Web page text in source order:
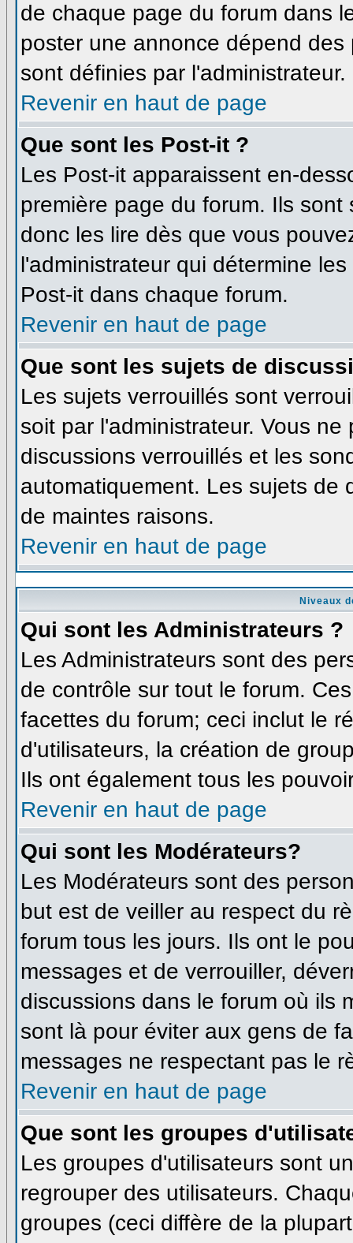
de chaque page du forum dans
poster une annonce dépend
sont définies par l'administrateur.
Revenir en haut de page
Que sont les Post-it ?
Les Post-it apparaissent en-
première page du forum. Ils
donc les lire dès que vous
l'administrateur qui détermine
Post-it dans chaque forum.
Revenir en haut de page
Que sont les sujets de
Les sujets verrouillés sont
soit par l'administrateur. Vous
discussions verrouillés et les
automatiquement. Les sujets de
de maintes raisons.
Revenir en haut de page
Niveaux
Qui sont les Administrateurs ?
Les Administrateurs sont des
de contrôle sur tout le forum.
facettes du forum; ceci inclut le
d'utilisateurs, la création de
Ils ont également tous les
Revenir en haut de page
Qui sont les Modérateurs?
Les Modérateurs sont des
but est de veiller au respect du
forum tous les jours. Ils ont le
messages et de verrouiller,
discussions dans le forum où ils
sont là pour éviter aux gens de
messages ne respectant pas le
Revenir en haut de page
Que sont les groupes
Les groupes d'utilisateurs sont
regrouper des utilisateurs.
groupes (ceci diffère de la